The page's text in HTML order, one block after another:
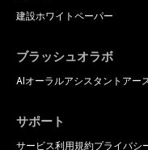
建設ホワイトペーパー
ブラッシュオラボ
AIオーラルアシスタント アー
サポート
サービス利用規約プライバシ